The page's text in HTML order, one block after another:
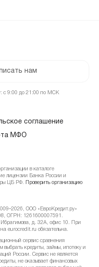
нам
с 9:00 до 21:00 по МСК
соглашение
МФО
в каталоге
лицензии Банка России и
ЦБ РФ.
Проверить организацию
ООО «ЕвроКредит.ру»
ОГРН: 1261600007591.
д. 32А, офис 10. При
eurocredit.ru обязательна.
сервис сравнения
выбрать кредиты, займы, ипотеку и
России. Сервис не является
не оказывает финансовых